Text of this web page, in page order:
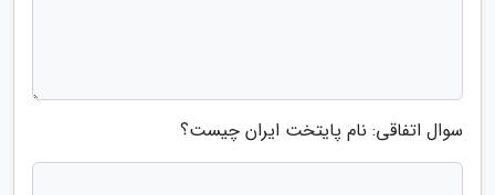
سوال اتفاقی: نام پایتخت ایران چیست؟